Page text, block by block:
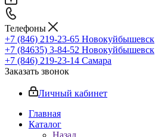
Телефоны
+7 (846) 219-23-65 Новокуйбышевск
+7 (84635) 3-84-52 Новокуйбышевск
+7 (846) 219-23-14 Самара
Заказать звонок
Личный кабинет
Главная
Каталог
Назад